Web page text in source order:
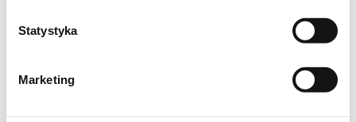
Statystyka
Marketing